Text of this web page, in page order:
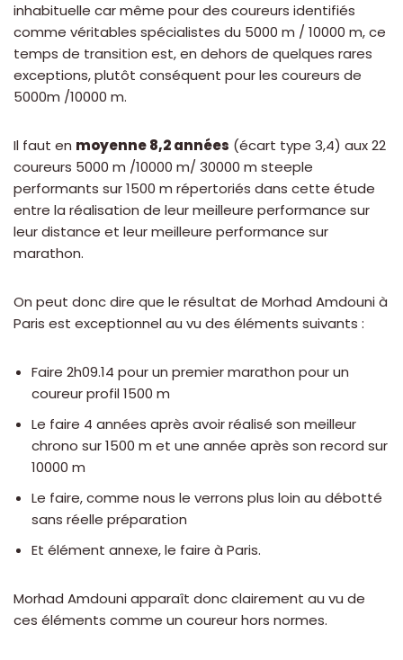
inhabituelle car même pour des coureurs identifiés
comme véritables spécialistes du 5000 m / 10000 m, ce
temps de transition est, en dehors de quelques rares
exceptions, plutôt conséquent pour les coureurs de
5000m /10000 m.
Il faut en moyenne 8,2 années (écart type 3,4) aux 22
coureurs 5000 m /10000 m/ 30000 m steeple
performants sur 1500 m répertoriés dans cette étude
entre la réalisation de leur meilleure performance sur
leur distance et leur meilleure performance sur
marathon.
On peut donc dire que le résultat de Morhad Amdouni à
Paris est exceptionnel au vu des éléments suivants :
Faire 2h09.14 pour un premier marathon pour un
coureur profil 1500 m
Le faire 4 années après avoir réalisé son meilleur
chrono sur 1500 m et une année après son record sur
10000 m
Le faire, comme nous le verrons plus loin au débotté
sans réelle préparation
Et élément annexe, le faire à Paris.
Morhad Amdouni apparaît donc clairement au vu de
ces éléments comme un coureur hors normes.